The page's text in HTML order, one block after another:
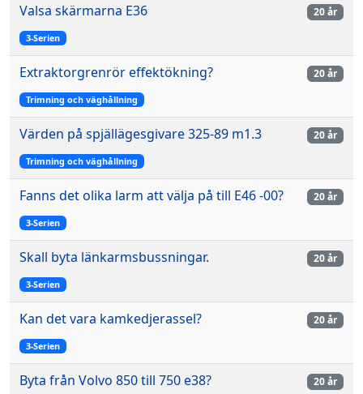
Valsa skärmarna E36
3-Serien
20 år
Extraktorgrenrör effektökning?
Trimning och väghållning
20 år
Värden på spjällägesgivare 325-89 m1.3
Trimning och väghållning
20 år
Fanns det olika larm att välja på till E46 -00?
3-Serien
20 år
Skall byta länkarmsbussningar.
3-Serien
20 år
Kan det vara kamkedjerassel?
3-Serien
20 år
Byta från Volvo 850 till 750 e38? 20 år